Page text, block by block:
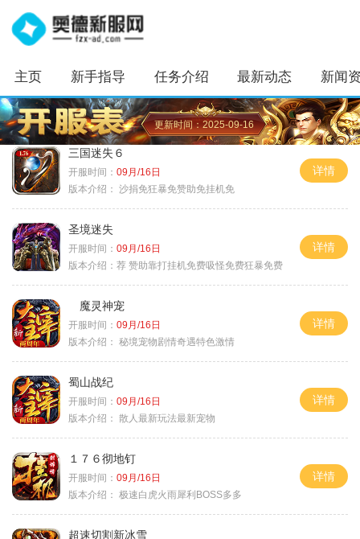
主页 新手指导 任务介绍 最新动态 新闻
更新时间：2025-09-16
三国迷失６
开服时间： 09月/16日
版本介绍： 沙捐免狂暴免赞助免挂机免
详情
圣境迷失
开服时间： 09月/16日
版本介绍： 荐 赞助靠打挂机免费吸怪免费狂暴免费
详情
魔灵神宠
开服时间： 09月/16日
版本介绍： 秘境宠物剧情奇遇特色激情
详情
蜀山战纪
开服时间： 09月/16日
版本介绍： 散人最新玩法最新宠物
详情
１７６彻地钉
开服时间： 09月/16日
版本介绍： 极速白虎火雨犀利BOSS多多
详情
超速切割新冰雪